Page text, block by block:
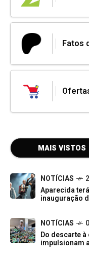
Fatos
MAIS VISTOS
NOTÍCIAS
Aparecida
inauguração
NOTÍCIAS
Do descarte
impulsionam